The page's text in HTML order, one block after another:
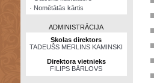
· Nomētātās kārtis
ADMINISTRĀCIJA
Skolas direktors
TADEUŠS MERLINS KAMINSKI
Direktora vietnieks
FILIPS BĀRLOVS